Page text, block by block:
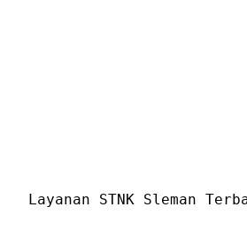
Layanan STNK Sleman